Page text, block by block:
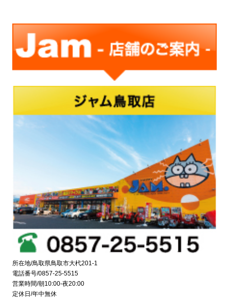
所在地/鳥取県鳥取市大杙201-1
電話番号/0857-25-5515
営業時間/朝10:00-夜20:00
定休日/年中無休